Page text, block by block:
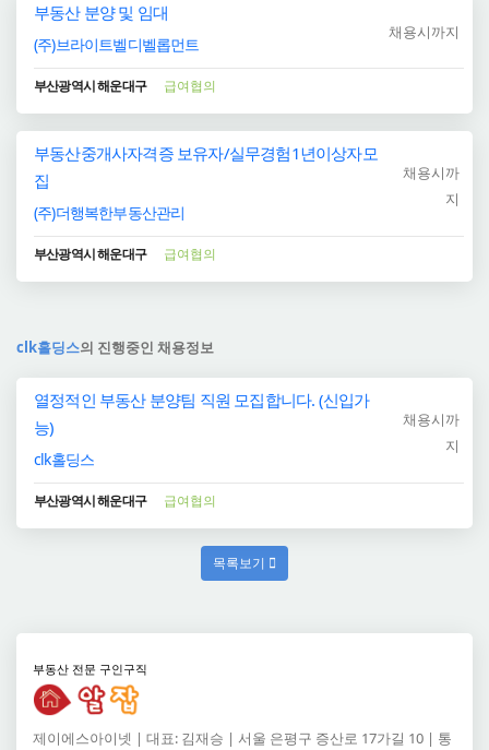
부동산 분양 및 임대
(주)브라이트벨디벨롭먼트
채용시까지
부산광역시 해운대구 급여협의
부동산중개사자격증 보유자/실무경험1년이상자모
집
(주)더행복한부동산관리
채용시까
지
부산광역시 해운대구 급여협의
clk홀딩스의 진행중인 채용정보
열정적인 부동산 분양팀 직원 모집합니다. (신입가
능)
clk홀딩스
채용시까
지
부산광역시 해운대구 급여협의
목록보기
부동산 전문 구인구직
제이에스아이넷 | 대표: 김재승 | 서울 은평구 증산로 17가길 10 | 통